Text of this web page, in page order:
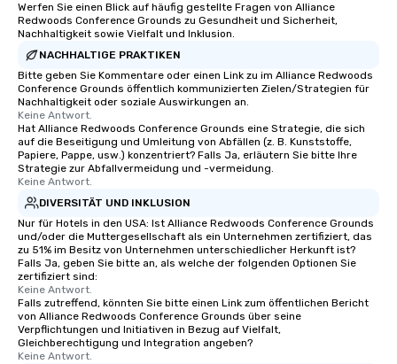
Werfen Sie einen Blick auf häufig gestellte Fragen von Alliance
Redwoods Conference Grounds zu Gesundheit und Sicherheit,
Nachhaltigkeit sowie Vielfalt und Inklusion.
NACHHALTIGE PRAKTIKEN
Bitte geben Sie Kommentare oder einen Link zu im Alliance Redwoods
Conference Grounds öffentlich kommunizierten Zielen/Strategien für
Nachhaltigkeit oder soziale Auswirkungen an.
Keine Antwort.
Hat Alliance Redwoods Conference Grounds eine Strategie, die sich
auf die Beseitigung und Umleitung von Abfällen (z. B. Kunststoffe,
Papiere, Pappe, usw.) konzentriert? Falls Ja, erläutern Sie bitte Ihre
Strategie zur Abfallvermeidung und -vermeidung.
Keine Antwort.
DIVERSITÄT UND INKLUSION
Nur für Hotels in den USA: Ist Alliance Redwoods Conference Grounds
und/oder die Muttergesellschaft als ein Unternehmen zertifiziert, das
zu 51% im Besitz von Unternehmen unterschiedlicher Herkunft ist?
Falls Ja, geben Sie bitte an, als welche der folgenden Optionen Sie
zertifiziert sind:
Keine Antwort.
Falls zutreffend, könnten Sie bitte einen Link zum öffentlichen Bericht
von Alliance Redwoods Conference Grounds über seine
Verpflichtungen und Initiativen in Bezug auf Vielfalt,
Gleichberechtigung und Integration angeben?
Keine Antwort.